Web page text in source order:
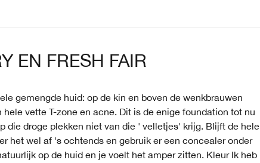
EN FRESH FAIR
gemengde huid: op de kin en boven de wenkbrauwen
hele vette T-zone en acne. Dit is de enige foundation tot nu
die droge plekken niet van die ' velletjes' krijg. Blijft de hele
het wel af 's ochtends en gebruik er een concealer onder
op de huid en je voelt het amper zitten. Kleur Ik heb